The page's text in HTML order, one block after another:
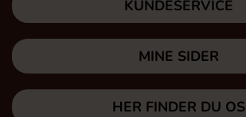
KUNDESERVICE
MINE SIDER
HER FINDER DU OS